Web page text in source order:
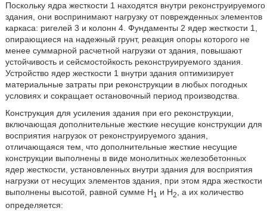
Поскольку ядра жесткости 1 находятся внутри реконструируемого
здания, они воспринимают нагрузку от поврежденных элементов
каркаса: ригелей 3 и колонн 4. Фундаменты 2 ядер жесткости 1,
опирающиеся на надежный грунт, реакция опоры которого не
менее суммарной расчетной нагрузки от здания, повышают
устойчивость и сейсмостойкость реконструируемого здания.
Устройство ядер жесткости 1 внутри здания оптимизирует
материальные затраты при реконструкции в любых погодных
условиях и сокращает остановочный период производства.
Конструкция для усиления здания при его реконструкции,
включающая дополнительные жесткие несущие конструкции для
восприятия нагрузок от реконструируемого здания,
отличающаяся тем, что дополнительные жесткие несущие
конструкции выполнены в виде монолитных железобетонных
ядер жесткости, установленных внутри здания для восприятия
нагрузки от несущих элементов здания, при этом ядра жесткости
выполнены высотой, равной сумме Н1 и Н2, а их количество
определяется: